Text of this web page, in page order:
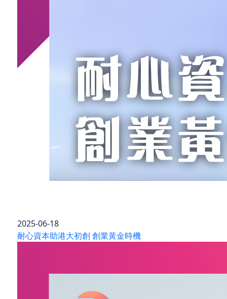
2025-06-18
耐心資本助港大初創 創業黃金時機